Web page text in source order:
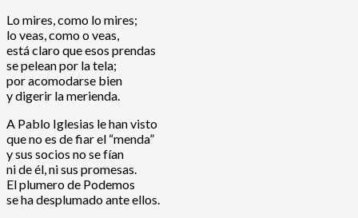
Lo mires, como lo mires;
lo veas, como o veas,
está claro que esos prendas
se pelean por la tela;
por acomodarse bien
y digerir la merienda.
A Pablo Iglesias le han visto
que no es de fiar el “menda”
y sus socios no se fían
ni de él, ni sus promesas.
El plumero de Podemos
se ha desplumado ante ellos.